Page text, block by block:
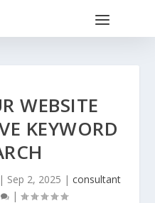
WEBSITE
KEYWORD
| Sep 2, 2025 | consultant
|